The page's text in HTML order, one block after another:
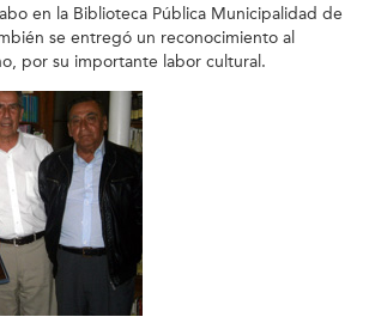
en la Biblioteca Pública Municipalidad de
se entregó un reconocimiento al
por su importante labor cultural.